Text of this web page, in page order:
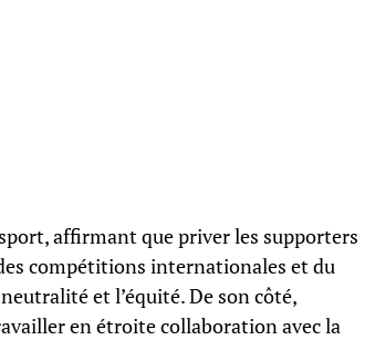
affirmant que priver les supporters
compétitions internationales et du
et l’équité. De son côté,
en étroite collaboration avec la